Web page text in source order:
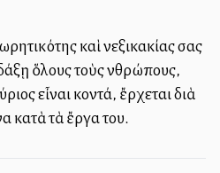
καὶ ἀνεξικακίας σας
ὅλους τοὺς ἀνθρώπους,
εἶναι κοντά, ἔρχεται διὰ
κατὰ τὰ ἔργα του.